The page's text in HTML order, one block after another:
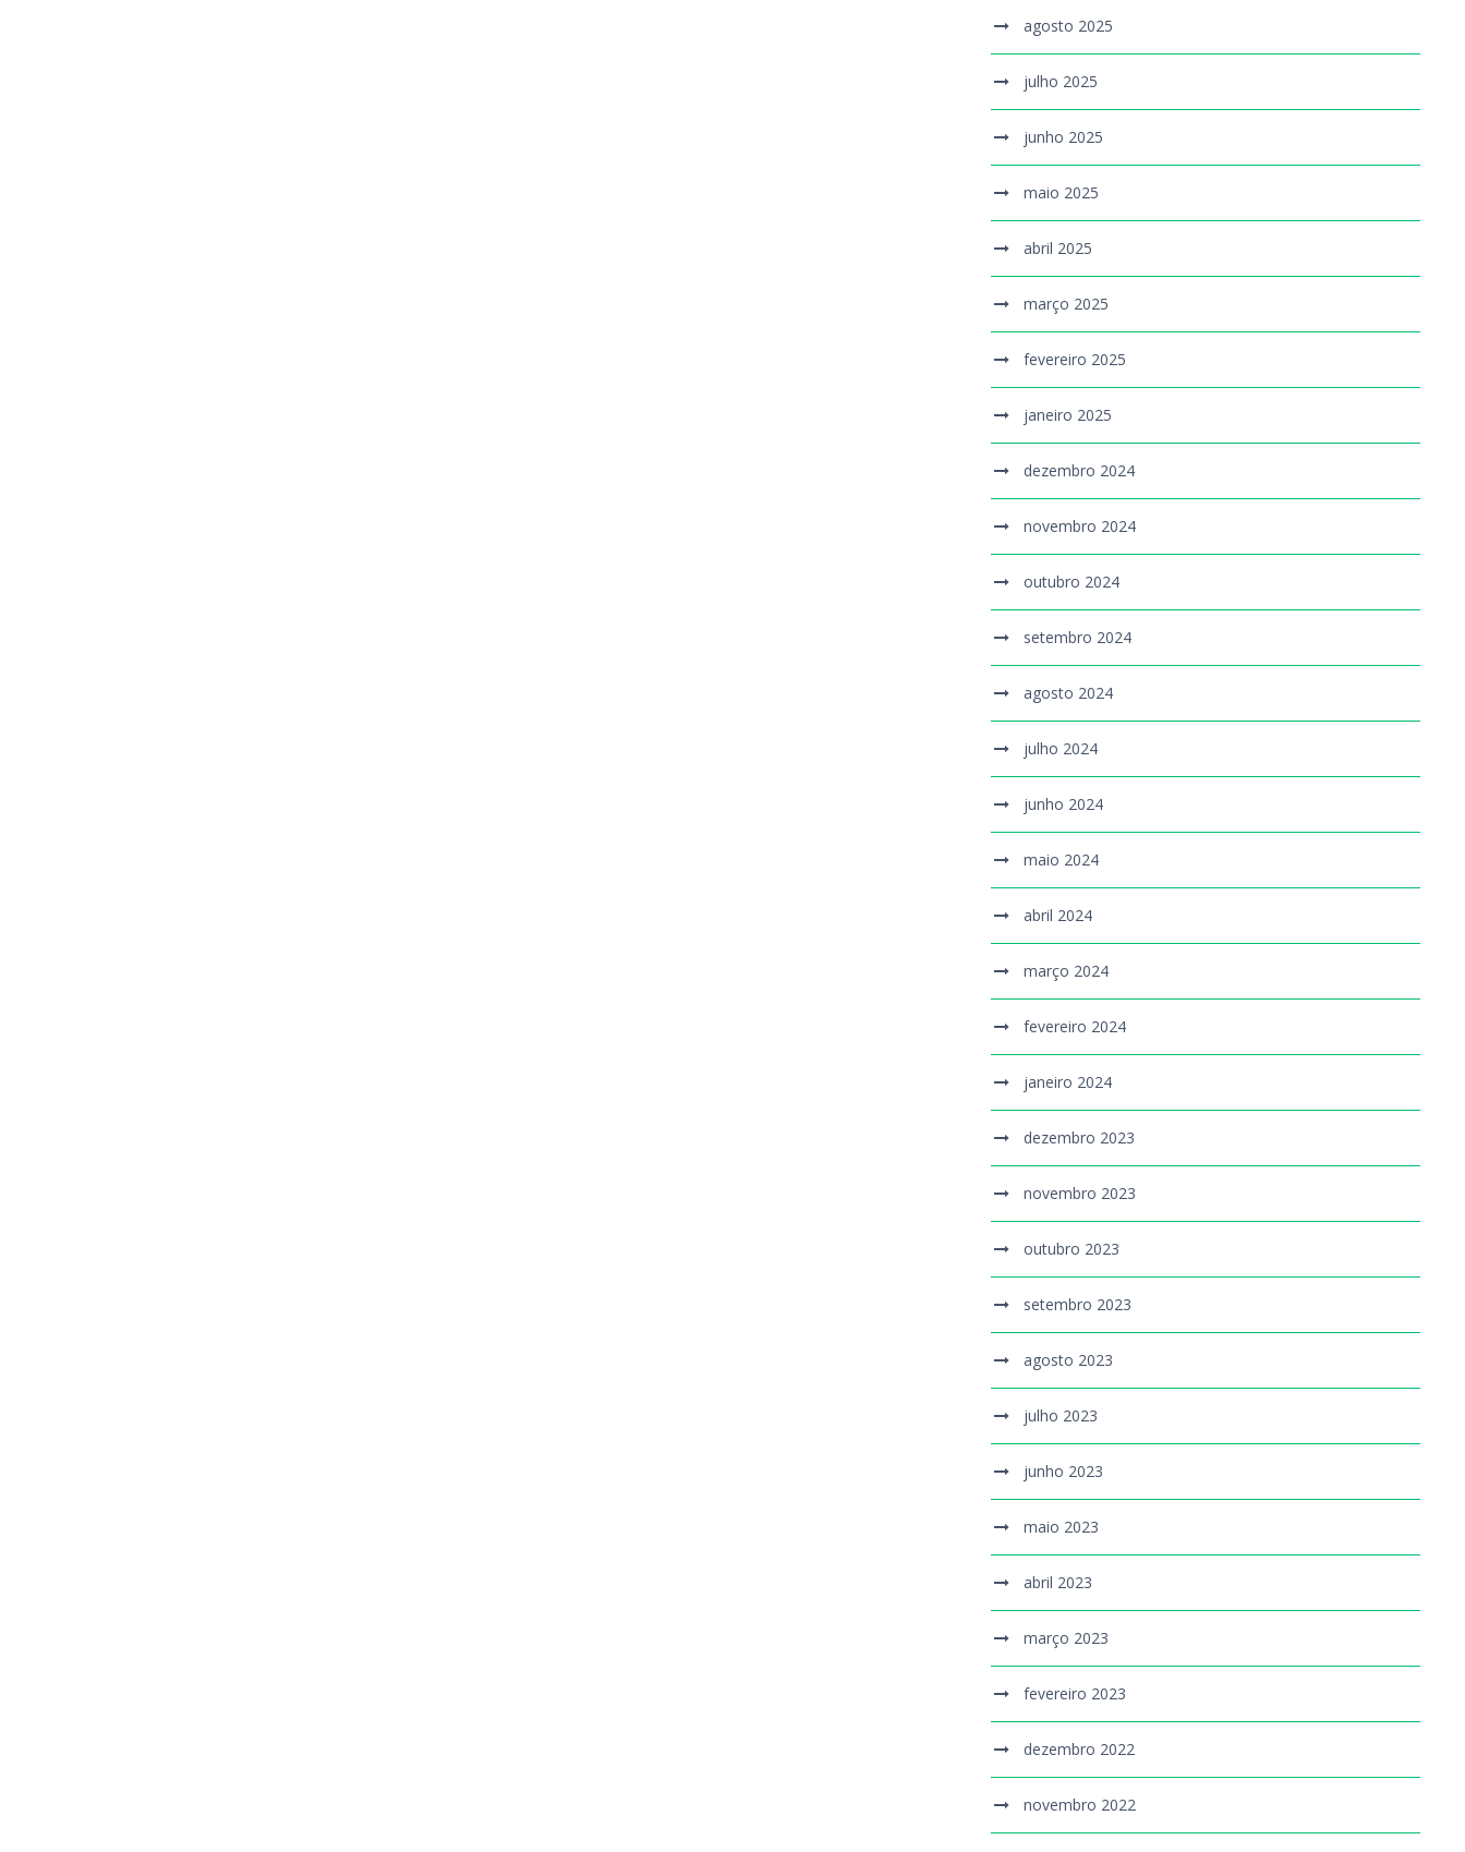
agosto 2025
julho 2025
junho 2025
maio 2025
abril 2025
março 2025
fevereiro 2025
janeiro 2025
dezembro 2024
novembro 2024
outubro 2024
setembro 2024
agosto 2024
julho 2024
junho 2024
maio 2024
abril 2024
março 2024
fevereiro 2024
janeiro 2024
dezembro 2023
novembro 2023
outubro 2023
setembro 2023
agosto 2023
julho 2023
junho 2023
maio 2023
abril 2023
março 2023
fevereiro 2023
dezembro 2022
novembro 2022